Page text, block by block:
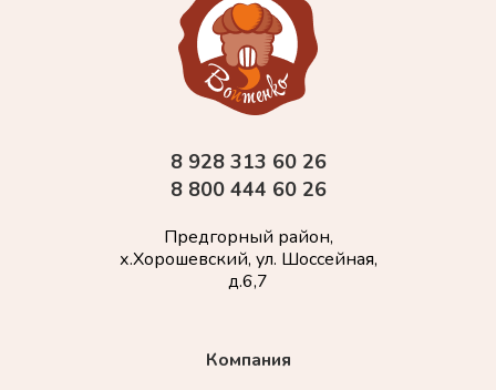
Компания
8 928 313 60 26
8 800 444 60 26
Предгорный район,
х.Хорошевский, ул. Шоссейная,
д.6,7